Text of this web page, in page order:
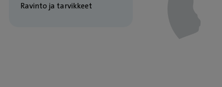
Ravinto ja tarvikkeet